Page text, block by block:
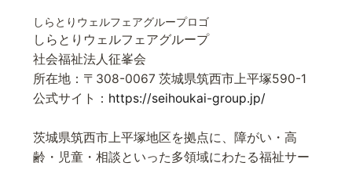
しらとりウェルフェアグループロゴ
しらとりウェルフェアグループ
社会福祉法人征峯会
所在地：〒308-0067 茨城県筑西市上平塚590-1
公式サイト： https://seihoukai-group.jp/
茨城県筑西市上平塚地区を拠点に、障がい・高
齢・児童・相談といった多領域にわたる福祉サー